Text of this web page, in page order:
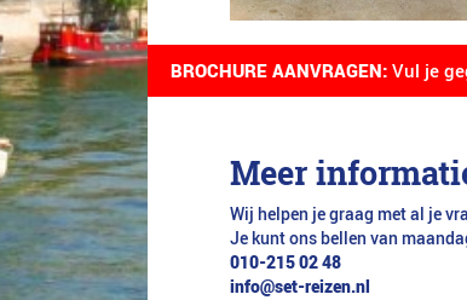
BROCHURE AANVRAGEN: Vul je
Meer
Wij helpen je graag met al je
Je kunt ons bellen van
010-215 02 48
info@set-reizen.nl